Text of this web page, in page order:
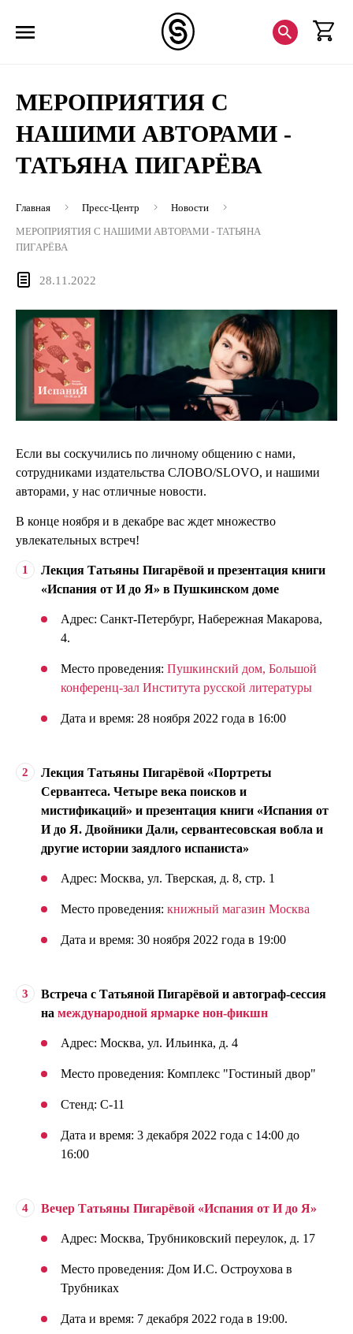
МЕРОПРИЯТИЯ С
НАШИМИ АВТОРАМИ -
ТАТЬЯНА ПИГАРЁВА
Главная Пресс-Центр
Новости
МЕРОПРИЯТИЯ С НАШИМИ АВТОРАМИ - ТАТЬЯНА
ПИГАРЁВА
28.11.2022
Если вы соскучились по личному общению с нами,
сотрудниками издательства СЛОВО/SLOVO, и нашими
авторами, у нас отличные новости.
В конце ноября и в декабре вас ждет множество
увлекательных встреч!
Лекция Татьяны Пигарёвой и презентация книги
«Испания от И до Я» в Пушкинском доме
Адрес: Санкт-Петербург, Набережная Макарова,
4.
Место проведения: Пушкинский дом, Большой
конференц-зал Института русской литературы
Дата и время: 28 ноября 2022 года в 16:00
Лекция Татьяны Пигарёвой «Портреты
Сервантеса. Четыре века поисков и
мистификаций» и презентация книги «Испания от
И до Я. Двойники Дали, сервантесовская вобла и
другие истории заядлого испаниста»
Адрес: Москва, ул. Тверская, д. 8, стр. 1
Место проведения: книжный магазин Москва
Дата и время: 30 ноября 2022 года в 19:00
Встреча с Татьяной Пигарёвой и автограф-сессия
на международной ярмарке нон-фикшн
Адрес: Москва, ул. Ильинка, д. 4
Место проведения: Комплекс "Гостиный двор"
Стенд: С-11
Дата и время: 3 декабря 2022 года с 14:00 до
16:00
Вечер Татьяны Пигарёвой «Испания от И до Я»
Адрес: Москва, Трубниковский переулок, д. 17
Место проведения: Дом И.С. Остроухова в
Трубниках
Дата и время: 7 декабря 2022 года в 19:00.